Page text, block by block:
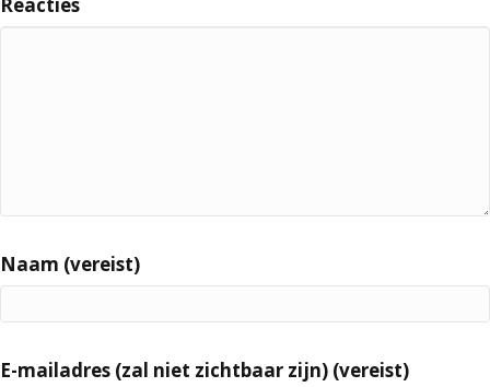
Naam (vereist)
E-mailadres (zal niet zichtbaar zijn) (vereist)